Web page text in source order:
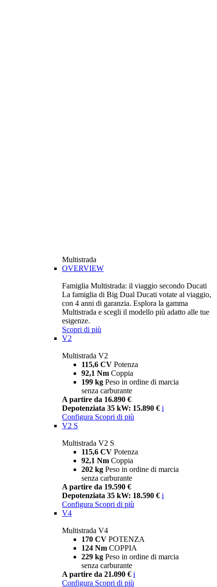
Multistrada
OVERVIEW
Famiglia Multistrada: il viaggio secondo Ducati
La famiglia di Big Dual Ducati votate al viaggio,
con 4 anni di garanzia. Esplora la gamma
Multistrada e scegli il modello più adatto alle tue
esigenze.
Scopri di più
V2
Multistrada V2
115,6 CV Potenza
92,1 Nm Coppia
199 kg Peso in ordine di marcia
senza carburante
A partire da 16.890 €
Depotenziata 35 kW: 15.890 € i
Configura Scopri di più
V2 S
Multistrada V2 S
115,6 CV Potenza
92,1 Nm Coppia
202 kg Peso in ordine di marcia
senza carburante
A partire da 19.590 €
Depotenziata 35 kW: 18.590 € i
Configura Scopri di più
V4
Multistrada V4
170 CV POTENZA
124 Nm COPPIA
229 kg Peso in ordine di marcia
senza carburante
A partire da 21.090 € i
Configura Scopri di più